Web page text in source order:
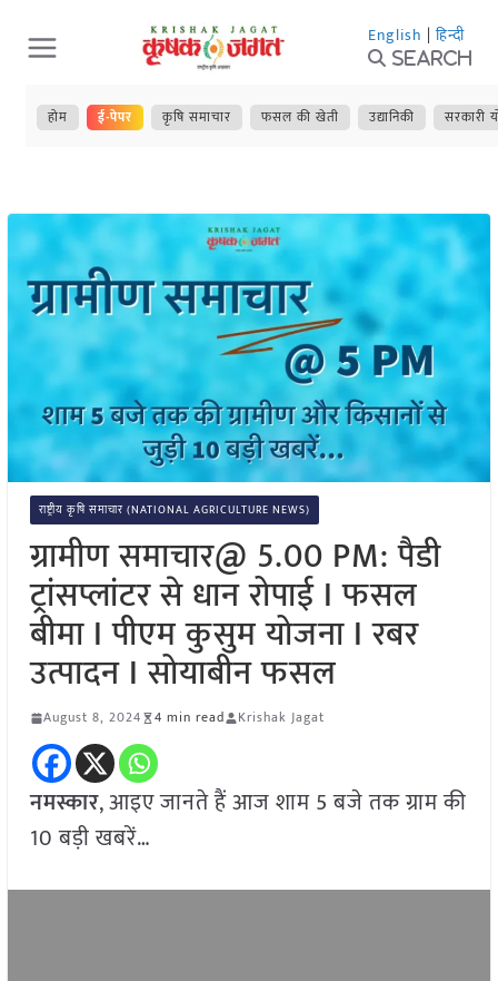
Skip
to
content
English | हिन्दी
Search
होम ई-पेपर कृषि समाचार फसल की खेती उद्यानिकी सरकारी
राष्ट्रीय कृषि समाचार (NATIONAL AGRICULTURE NEWS)
ग्रामीण समाचार@ 5.00 PM: पैडी
ट्रांसप्लांटर से धान रोपाई I फसल
बीमा I पीएम कुसुम योजना I रबर
उत्पादन I सोयाबीन फसल
August 8, 2024 4 min read Krishak Jagat
नमस्कार, आइए जानते हैं आज शाम 5 बजे तक ग्राम की
10 बड़ी खबरें…